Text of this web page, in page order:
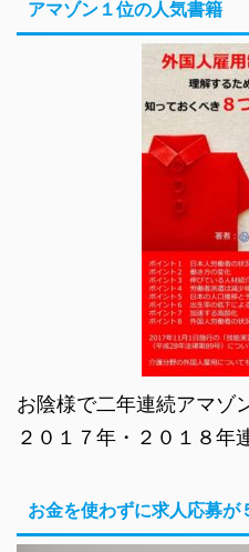
アマゾン１位の人気書籍
お陰様で二年連続アマゾ
２０１７年・２０１８年
お金を使わずに求人応募が